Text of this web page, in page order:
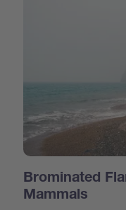
Brominated
Mammals